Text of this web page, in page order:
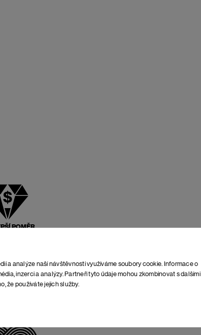
a analýze naší návštěvnosti využíváme soubory cookie. Informace o
inzerci a analýzy. Partneři tyto údaje mohou zkombinovat s dalšími
že používáte jejich služby.
POMĚR